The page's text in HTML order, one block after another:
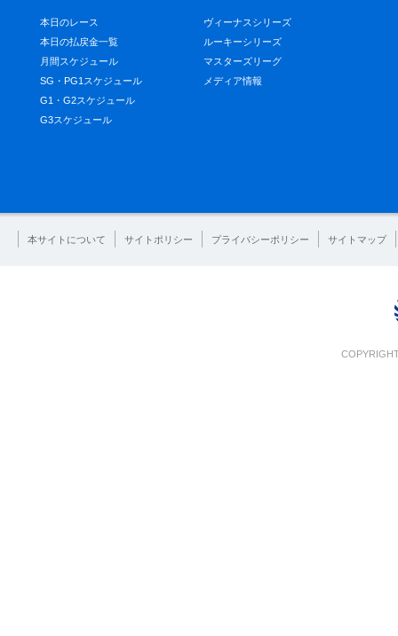
本日のレース
本日の払戻金一覧
月間スケジュール
SG・PG1スケジュール
G1・G2スケジュール
G3スケジュール
ヴィーナスシリーズ
ルーキーシリーズ
マスターズリーグ
メディア情報
本サイトについて サイトポリシー プライバシーポリシー サイトマップ